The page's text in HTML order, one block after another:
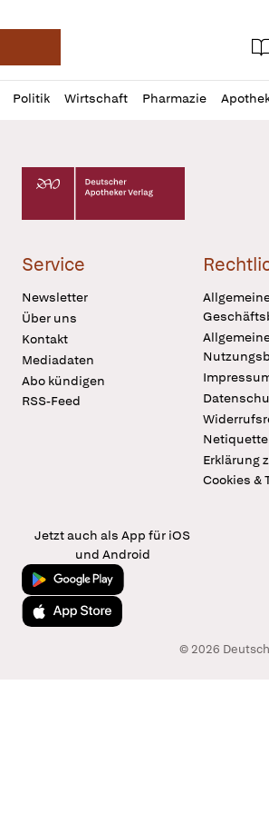
Deutsche Apotheker Zeitung
Aktuelle
Politik Wirtschaft Pharmazie
Profil
öffnen
Daz
Pur
Deutscher Apotheker Verlag Logo
Service
Newsletter
Über uns
Kontakt
Mediadaten
Abo kündigen
RSS-Feed
Netiquette
Erklärung
Cookies &
Jetzt auch als App für iOS
und Android
Jetzt bei Google Play
Laden im App Store
© 2026